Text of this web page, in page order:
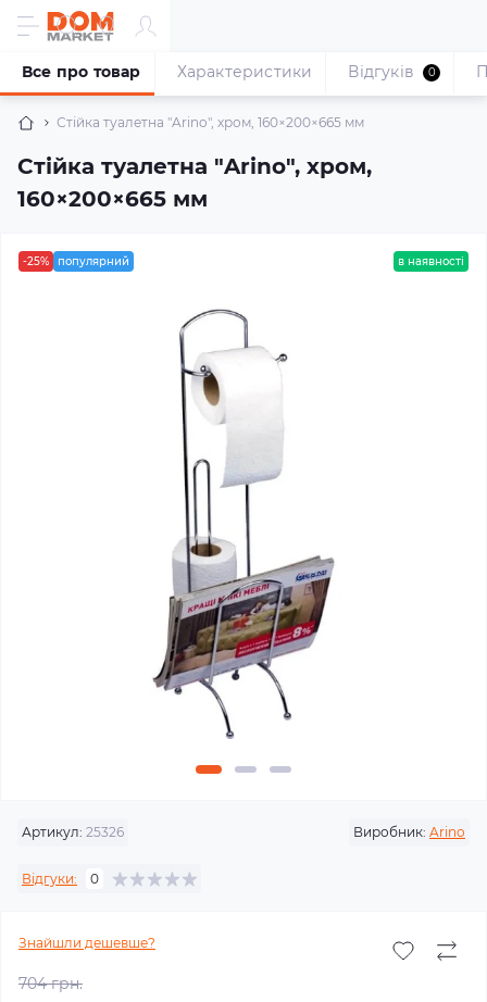
Стійка туалетна "Arino", хром, 160×200×665 мм
Стійка туалетна "Arino", хром,
160×200×665 мм
Все про товар Характеристики Відгуків 0
-25% популярний в наявності
Артикул: 25326 Виробник: Arino
Відгуки: 0
Знайшли дешевше?
704 грн.